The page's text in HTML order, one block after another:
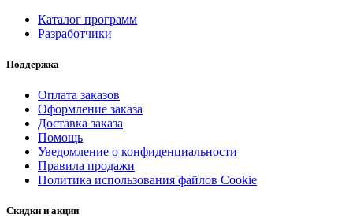
Каталог программ
Разработчики
Поддержка
Оплата заказов
Оформление заказа
Доставка заказа
Помощь
Уведомление о конфиденциальности
Правила продажи
Политика использования файлов Cookie
Скидки и акции